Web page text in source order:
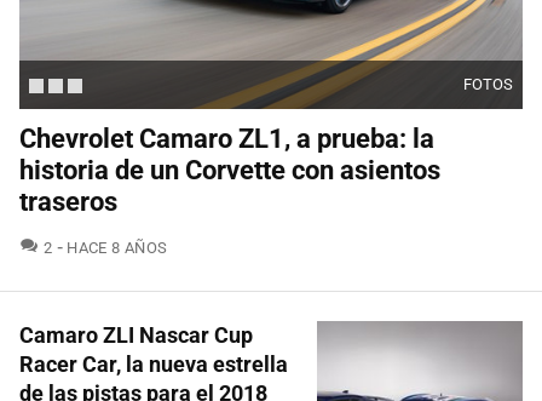
FOTOS
Chevrolet Camaro ZL1, a prueba: la
historia de un Corvette con asientos
traseros
2 COMENTARIOS
HACE 8 AÑOS
Camaro ZLI Nascar Cup
Racer Car, la nueva estrella
de las pistas para el 2018